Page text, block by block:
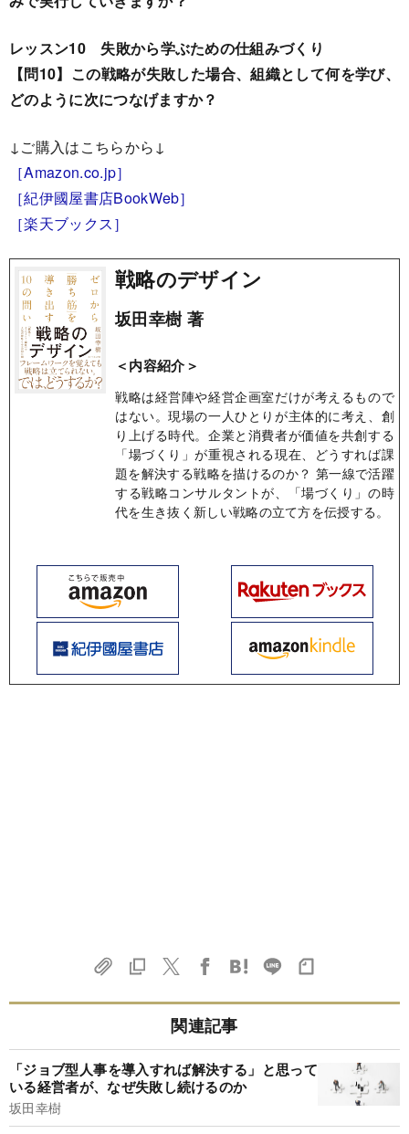
レッスン10 失敗から学ぶための仕組みづくり
【問10】この戦略が失敗した場合、組織として何を学び、
どのように次につなげますか？
↓ご購入はこちらから↓
［Amazon.co.jp］
［紀伊國屋書店BookWeb］
［楽天ブックス］
戦略のデザイン
坂田幸樹 著
＜内容紹介＞
戦略は経営陣や経営企画室だけが考えるもので
はない。現場の一人ひとりが主体的に考え、創
り上げる時代。企業と消費者が価値を共創する
「場づくり」が重視される現在、どうすれば課
題を解決する戦略を描けるのか？ 第一線で活躍
する戦略コンサルタントが、「場づくり」の時
代を生き抜く新しい戦略の立て方を伝授する。
関連記事
「ジョブ型人事を導入すれば解決する」と思って
いる経営者が、なぜ失敗し続けるのか
坂田幸樹